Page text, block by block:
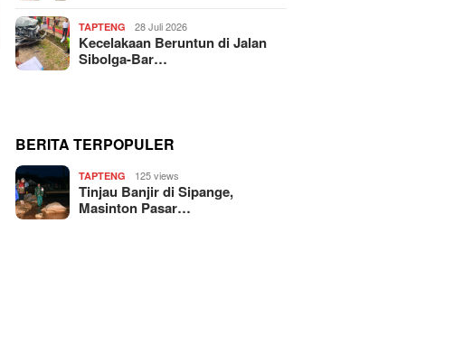
TAPTENG 28 Juli 2026
Kecelakaan Beruntun di Jalan
Sibolga-Bar…
BERITA TERPOPULER
TAPTENG 125 views
Tinjau Banjir di Sipange,
Masinton Pasar…